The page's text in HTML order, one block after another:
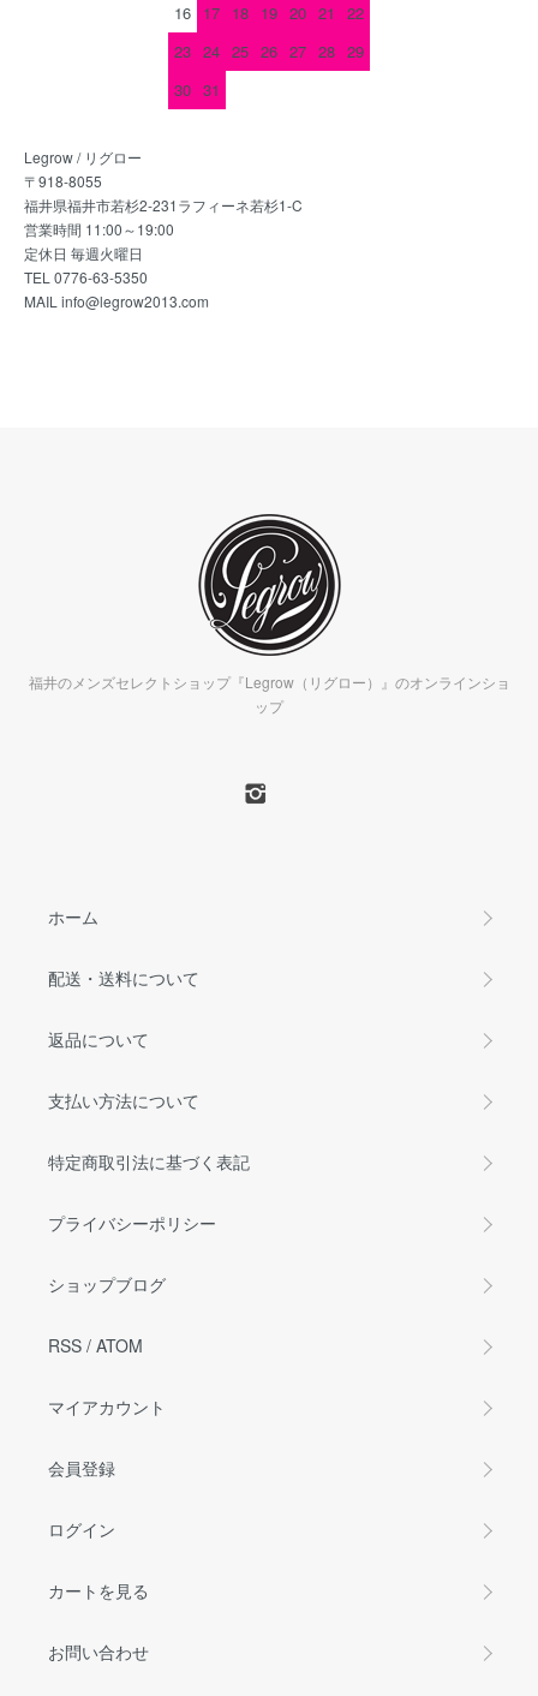
16 17 18 19 20 21
22
23 24 25 26 27 28 29
30 31
Legrow / リグロー
〒918-8055
福井県福井市若杉2-231ラフィーネ若杉1-C
営業時間 11:00～19:00
定休日 毎週火曜日
TEL 0776-63-5350
MAIL info@legrow2013.com
福井のメンズセレクトショップ『Legrow（リグロー）』のオンラインショ
ップ
ホーム
配送・送料について
返品について
支払い方法について
特定商取引法に基づく表記
プライバシーポリシー
ショップブログ
RSS / ATOM
マイアカウント
会員登録
ログイン
カートを見る
お問い合わせ